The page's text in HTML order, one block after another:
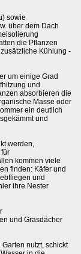
sowie
über dem Dach
die Pflanzen
Kühlung -
um einige Grad
und
absorbieren die
Masse oder
ein deutlich
und
werden,
kommen viele
finden: Käfer und
und
ihre Nester
und Grasdächer
nutzt, schickt